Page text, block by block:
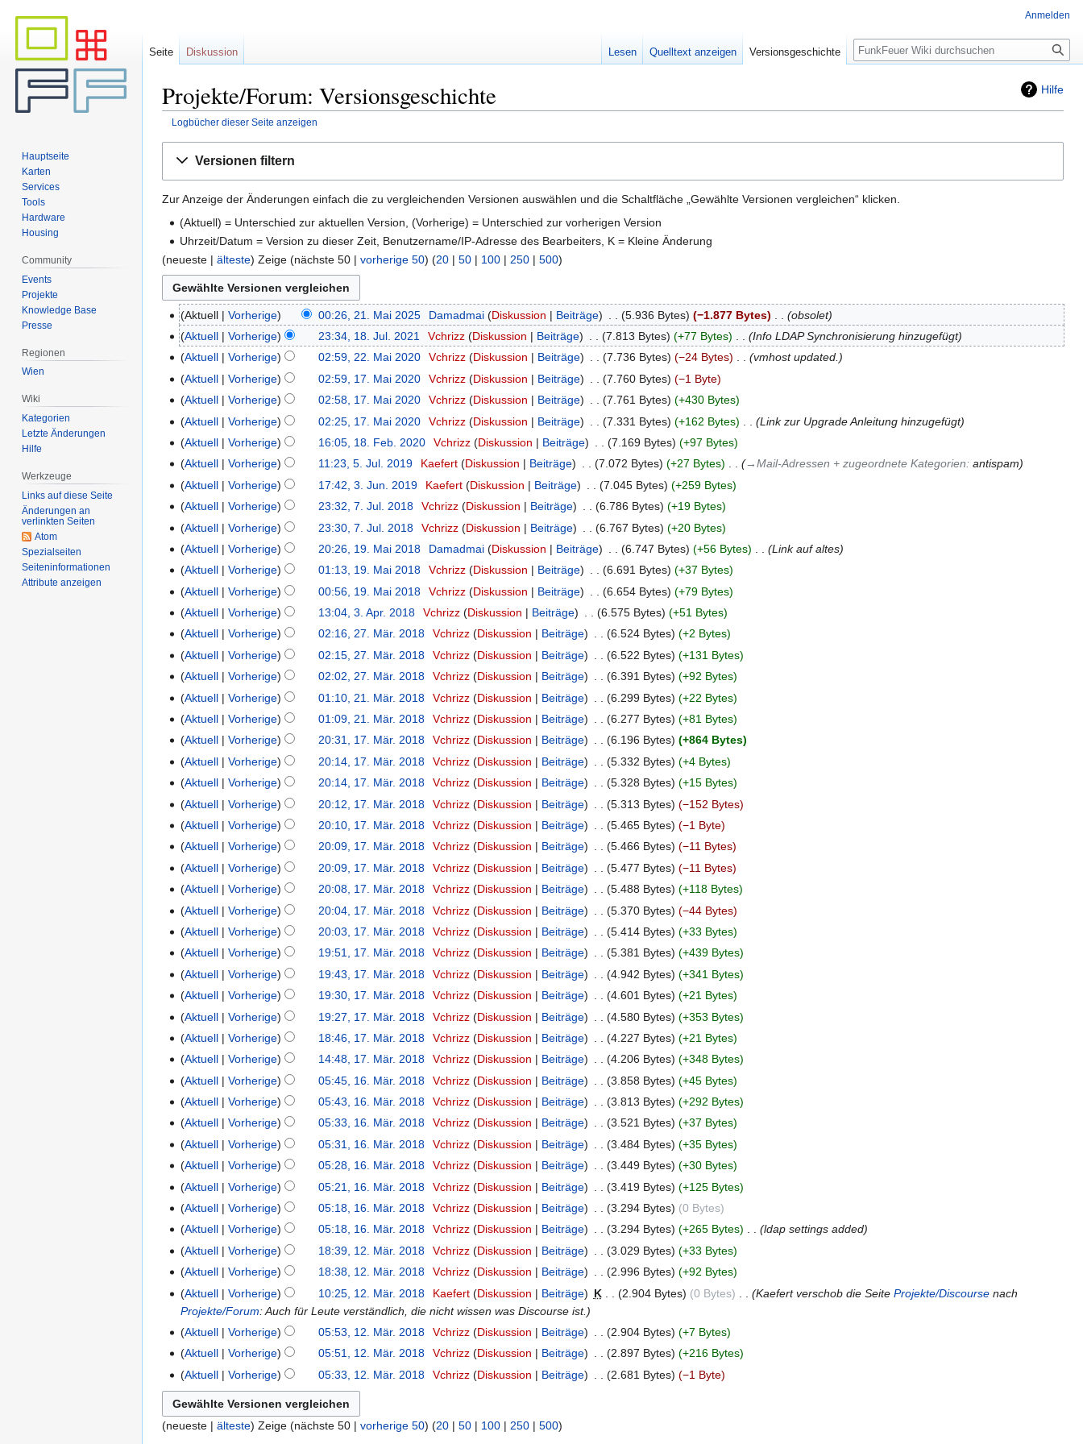
Hilfe
Projekte/Forum: Versionsgeschichte
Logbücher dieser Seite anzeigen
Navigation
Suche
Versionen filtern
Zur Anzeige der Änderungen einfach die zu vergleichenden Versionen auswählen und die Schaltfläche „Gewählte Versionen vergleichen“ klicken.
(Aktuell) = Unterschied zur aktuellen Version, (Vorherige) = Unterschied zur vorherigen Version
Uhrzeit/Datum = Version zu dieser Zeit, Benutzername/IP-Adresse des Bearbeiters, K = Kleine Änderung
(neueste | älteste) Zeige (nächste 50 | vorherige 50) (20 | 50 | 100 | 250 | 500)
Aktuell Vorherige 00:26, 21. Mai 2025 Damadmai Diskussion Beiträge 5.936 Bytes −1.877 Bytes
obsolet
Aktuell
Vorherige 23:34, 18. Jul. 2021 Vchrizz Diskussion Beiträge 7.813 Bytes +77 Bytes
Info LDAP Synchronisierung hinzugefügt
Aktuell
Vorherige 02:59, 22. Mai 2020 Vchrizz Diskussion Beiträge 7.736 Bytes −24 Bytes
vmhost updated.
Aktuell
Vorherige 02:59, 17. Mai 2020 Vchrizz Diskussion Beiträge 7.760 Bytes
−1 Byte
Aktuell
Vorherige 02:58, 17. Mai 2020 Vchrizz Diskussion Beiträge 7.761 Bytes
+430 Bytes
Aktuell
Vorherige 02:25, 17. Mai 2020 Vchrizz Diskussion Beiträge 7.331 Bytes +162 Bytes
Link zur Upgrade Anleitung hinzugefügt
Aktuell
Vorherige 16:05, 18. Feb. 2020 Vchrizz Diskussion Beiträge 7.169 Bytes
+97 Bytes
Aktuell
Vorherige 11:23, 5. Jul. 2019 Kaefert Diskussion Beiträge 7.072 Bytes +27 Bytes →‎Mail-Adressen + zugeordnete Kategorien: antispam
Aktuell
Vorherige 17:42, 3. Jun. 2019 Kaefert Diskussion Beiträge 7.045 Bytes
+259 Bytes
Aktuell
Vorherige 23:32, 7. Jul. 2018 Vchrizz Diskussion Beiträge 6.786 Bytes
+19 Bytes
Aktuell
Vorherige 23:30, 7. Jul. 2018 Vchrizz Diskussion Beiträge 6.767 Bytes
+20 Bytes
Aktuell
Vorherige 20:26, 19. Mai 2018 Damadmai Diskussion Beiträge 6.747 Bytes +56 Bytes
Link auf altes
Aktuell
Vorherige 01:13, 19. Mai 2018 Vchrizz Diskussion Beiträge 6.691 Bytes
+37 Bytes
Aktuell
Vorherige 00:56, 19. Mai 2018 Vchrizz Diskussion Beiträge 6.654 Bytes
+79 Bytes
Aktuell
Vorherige 13:04, 3. Apr. 2018 Vchrizz Diskussion Beiträge 6.575 Bytes
+51 Bytes
Aktuell
Vorherige 02:16, 27. Mär. 2018 Vchrizz Diskussion Beiträge 6.524 Bytes
+2 Bytes
Aktuell
Vorherige 02:15, 27. Mär. 2018 Vchrizz Diskussion Beiträge 6.522 Bytes
+131 Bytes
Aktuell
Vorherige 02:02, 27. Mär. 2018 Vchrizz Diskussion Beiträge 6.391 Bytes
+92 Bytes
Aktuell
Vorherige 01:10, 21. Mär. 2018 Vchrizz Diskussion Beiträge 6.299 Bytes
+22 Bytes
Aktuell
Vorherige 01:09, 21. Mär. 2018 Vchrizz Diskussion Beiträge 6.277 Bytes
+81 Bytes
Aktuell
Vorherige 20:31, 17. Mär. 2018 Vchrizz Diskussion Beiträge 6.196 Bytes
+864 Bytes
Aktuell
Vorherige 20:14, 17. Mär. 2018 Vchrizz Diskussion Beiträge 5.332 Bytes
+4 Bytes
Aktuell
Vorherige 20:14, 17. Mär. 2018 Vchrizz Diskussion Beiträge 5.328 Bytes
+15 Bytes
Aktuell
Vorherige 20:12, 17. Mär. 2018 Vchrizz Diskussion Beiträge 5.313 Bytes
−152 Bytes
Aktuell
Vorherige 20:10, 17. Mär. 2018 Vchrizz Diskussion Beiträge 5.465 Bytes
−1 Byte
Aktuell
Vorherige 20:09, 17. Mär. 2018 Vchrizz Diskussion Beiträge 5.466 Bytes
−11 Bytes
Aktuell
Vorherige 20:09, 17. Mär. 2018 Vchrizz Diskussion Beiträge 5.477 Bytes
−11 Bytes
Aktuell
Vorherige 20:08, 17. Mär. 2018 Vchrizz Diskussion Beiträge 5.488 Bytes
+118 Bytes
Aktuell
Vorherige 20:04, 17. Mär. 2018 Vchrizz Diskussion Beiträge 5.370 Bytes
−44 Bytes
Aktuell
Vorherige 20:03, 17. Mär. 2018 Vchrizz Diskussion Beiträge 5.414 Bytes
+33 Bytes
Aktuell
Vorherige 19:51, 17. Mär. 2018 Vchrizz Diskussion Beiträge 5.381 Bytes
+439 Bytes
Aktuell
Vorherige 19:43, 17. Mär. 2018 Vchrizz Diskussion Beiträge 4.942 Bytes
+341 Bytes
Aktuell
Vorherige 19:30, 17. Mär. 2018 Vchrizz Diskussion Beiträge 4.601 Bytes
+21 Bytes
Aktuell
Vorherige 19:27, 17. Mär. 2018 Vchrizz Diskussion Beiträge 4.580 Bytes
+353 Bytes
Aktuell
Vorherige 18:46, 17. Mär. 2018 Vchrizz Diskussion Beiträge 4.227 Bytes
+21 Bytes
Aktuell
Vorherige 14:48, 17. Mär. 2018 Vchrizz Diskussion Beiträge 4.206 Bytes
+348 Bytes
Aktuell
Vorherige 05:45, 16. Mär. 2018 Vchrizz Diskussion Beiträge 3.858 Bytes
+45 Bytes
Aktuell
Vorherige 05:43, 16. Mär. 2018 Vchrizz Diskussion Beiträge 3.813 Bytes
+292 Bytes
Aktuell
Vorherige 05:33, 16. Mär. 2018 Vchrizz Diskussion Beiträge 3.521 Bytes
+37 Bytes
Aktuell
Vorherige 05:31, 16. Mär. 2018 Vchrizz Diskussion Beiträge 3.484 Bytes
+35 Bytes
Aktuell
Vorherige 05:28, 16. Mär. 2018 Vchrizz Diskussion Beiträge 3.449 Bytes
+30 Bytes
Aktuell
Vorherige 05:21, 16. Mär. 2018 Vchrizz Diskussion Beiträge 3.419 Bytes
+125 Bytes
Aktuell
Vorherige 05:18, 16. Mär. 2018 Vchrizz Diskussion Beiträge 3.294 Bytes
0 Bytes
Aktuell
Vorherige 05:18, 16. Mär. 2018 Vchrizz Diskussion Beiträge 3.294 Bytes +265 Bytes
ldap settings added
Aktuell
Vorherige 18:39, 12. Mär. 2018 Vchrizz Diskussion Beiträge 3.029 Bytes
+33 Bytes
Aktuell
Vorherige 18:38, 12. Mär. 2018 Vchrizz Diskussion Beiträge 2.996 Bytes
+92 Bytes
Aktuell
Vorherige 10:25, 12. Mär. 2018 Kaefert Diskussion Beiträge K 2.904 Bytes 0 Bytes Kaefert verschob die Seite Projekte/Discoursenach
Projekte/Forum: Auch für Leute verständlich, die nicht wissen was Discourse ist.
Aktuell
Vorherige 05:53, 12. Mär. 2018 Vchrizz Diskussion Beiträge 2.904 Bytes
+7 Bytes
Aktuell
Vorherige 05:51, 12. Mär. 2018 Vchrizz Diskussion Beiträge 2.897 Bytes
+216 Bytes
Aktuell
Vorherige 05:33, 12. Mär. 2018 Vchrizz Diskussion Beiträge 2.681 Bytes −1 Byte
(neueste | älteste) Zeige (nächste 50 | vorherige 50) (20 | 50 | 100 | 250 | 500)
Anmelden
Seite Diskussion Lesen Quelltext anzeigen Versionsgeschichte
Suche
Hauptseite
Karten
Services
Tools
Hardware
Housing
Community
Events
Projekte
Knowledge Base
Presse
Regionen
Wien
Wiki
Kategorien
Letzte Änderungen
Hilfe
Werkzeuge
Links auf diese Seite
Änderungen an
verlinkten Seiten
Atom
Spezialseiten
Seiten­informationen
Attribute anzeigen